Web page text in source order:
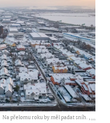
Na přelomu roku by měl padat sníh. ,...